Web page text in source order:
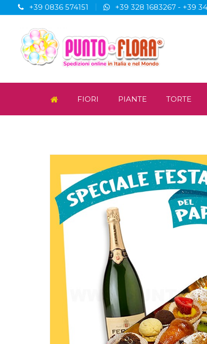
+39 0836 574151 +39 328 1683267 - +39
FIORI PIANTE TORTE